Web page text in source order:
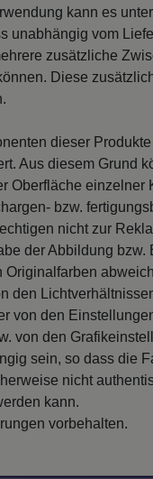
kann es
unabhängig vom
zusätzliche
Diese
dieser
Aus diesem Grund
Oberfläche einzelner
bzw.
nicht zur
der Abbildung bzw.
Originalfarben
den
von den
von den
sein, so dass die
nicht
kann.
vorbehalten.